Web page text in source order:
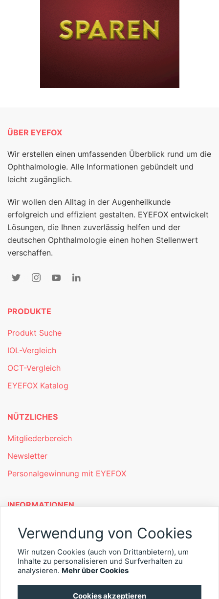
ÜBER EYEFOX
Wir erstellen einen umfassenden Überblick rund um die
Ophthalmologie. Alle Informationen gebündelt und
leicht zugänglich.
Wir wollen den Alltag in der Augenheilkunde
erfolgreich und effizient gestalten. EYEFOX entwickelt
Lösungen, die Ihnen zuverlässig helfen und der
deutschen Ophthalmologie einen hohen Stellenwert
verschaffen.
PRODUKTE
Produkt Suche
IOL-Vergleich
OCT-Vergleich
EYEFOX Katalog
NÜTZLICHES
Mitgliederbereich
Newsletter
Personalgewinnung mit EYEFOX
INFORMATIONEN
Was ist EYEFOX – Ihre Möglichkeiten
Kontakt
Verwendung von Cookies
Wir nutzen Cookies (auch von Drittanbietern), um
Inhalte zu personalisieren und Surfverhalten zu
analysieren. Mehr über Cookies
Cookies akzeptieren